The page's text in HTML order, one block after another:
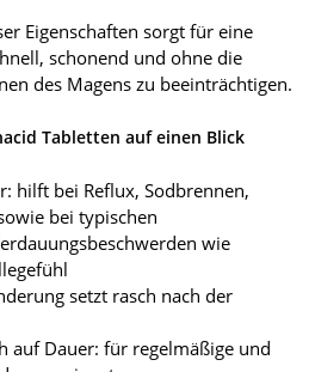
Eigenschaften sorgt für eine
schonend und ohne die
des Magens zu beeinträchtigen.
Tabletten auf einen Blick
hilft bei Reflux, Sodbrennen,
bei typischen
wie
setzt rasch nach der
auf Dauer: für regelmäßige und